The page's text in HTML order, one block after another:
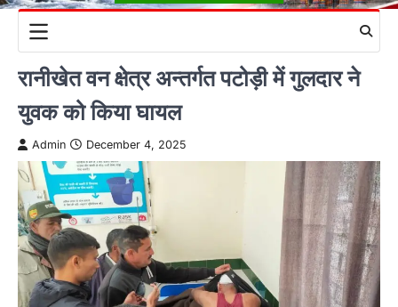
रानीखेत वन क्षेत्र अन्तर्गत पटोड़ी में गुलदार ने
युवक को किया घायल
Admin December 4, 2025